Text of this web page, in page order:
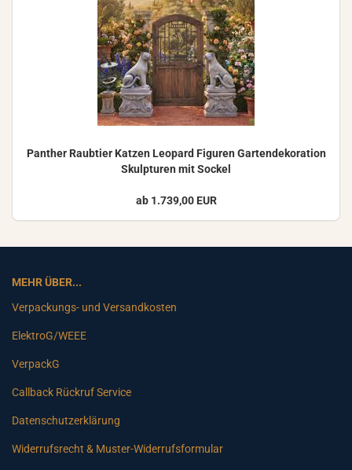
Pan­ther Raub­tier Kat­zen Leo­pard Fi­gu­ren Gar­ten­de­ko­ra­ti­on
Skulp­tu­ren mit So­ckel
ab 1.739,00 EUR
MEHR ÜBER...
Verpackungs- und Versandkosten
ElektroG/WEEE
VerpackG
Callback Rückruf Service
Datenschutzerklärung
Widerrufsrecht & Muster-Widerrufsformular